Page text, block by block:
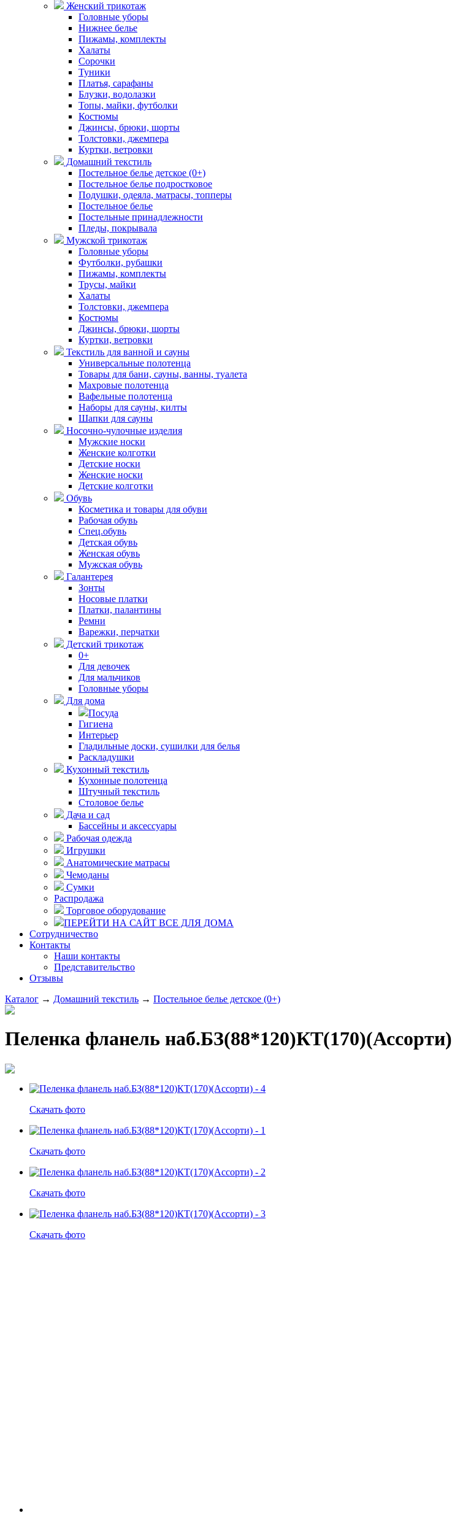
Женский трикотаж
Головные уборы
Нижнее белье
Пижамы, комплекты
Халаты
Сорочки
Туники
Платья, сарафаны
Блузки, водолазки
Топы, майки, футболки
Костюмы
Джинсы, брюки, шорты
Толстовки, джемпера
Куртки, ветровки
Домашний текстиль
Постельное белье детское (0+)
Постельное белье подростковое
Подушки, одеяла, матрасы, топперы
Постельное белье
Постельные принадлежности
Пледы, покрывала
Мужской трикотаж
Головные уборы
Футболки, рубашки
Пижамы, комплекты
Трусы, майки
Халаты
Толстовки, джемпера
Костюмы
Джинсы, брюки, шорты
Куртки, ветровки
Текстиль для ванной и сауны
Универсальные полотенца
Товары для бани, сауны, ванны, туалета
Махровые полотенца
Вафельные полотенца
Наборы для сауны, килты
Шапки для сауны
Носочно-чулочные изделия
Мужские носки
Женские колготки
Детские носки
Женские носки
Детские колготки
Обувь
Косметика и товары для обуви
Рабочая обувь
Спец.обувь
Детская обувь
Женская обувь
Мужская обувь
Галантерея
Зонты
Носовые платки
Платки, палантины
Ремни
Варежки, перчатки
Детский трикотаж
0+
Для девочек
Для мальчиков
Головные уборы
Для дома
Посуда
Гигиена
Интерьер
Гладильные доски, сушилки для белья
Раскладушки
Кухонный текстиль
Кухонные полотенца
Штучный текстиль
Столовое белье
Дача и сад
Бассейны и аксессуары
Рабочая одежда
Игрушки
Анатомические матрасы
Чемоданы
Сумки
Распродажа
Торговое оборудование
ПЕРЕЙТИ НА САЙТ ВСЕ ДЛЯ ДОМА
Сотрудничество
Контакты
Наши контакты
Представительство
Отзывы
Каталог → Домашний текстиль → Постельное белье детское (0+)
Пеленка фланель наб.БЗ(88*120)КТ(170)(Ассорти)
Скачать фото
Скачать фото
Скачать фото
Скачать фото